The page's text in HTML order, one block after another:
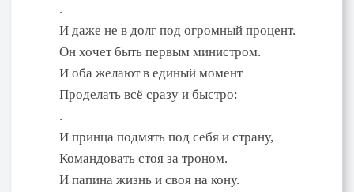
.
И даже не в долг под огромный процент.
Он хочет быть первым министром.
И оба желают в единый момент
Проделать всё сразу и быстро:
.
И принца подмять под себя и страну,
Командовать стоя за троном.
И папина жизнь и своя на кону.